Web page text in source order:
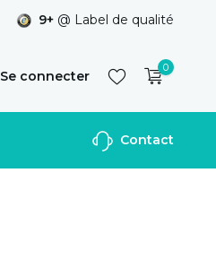
9+ @ Label de qualité
Se connecter
S'inscrire
0
Contact